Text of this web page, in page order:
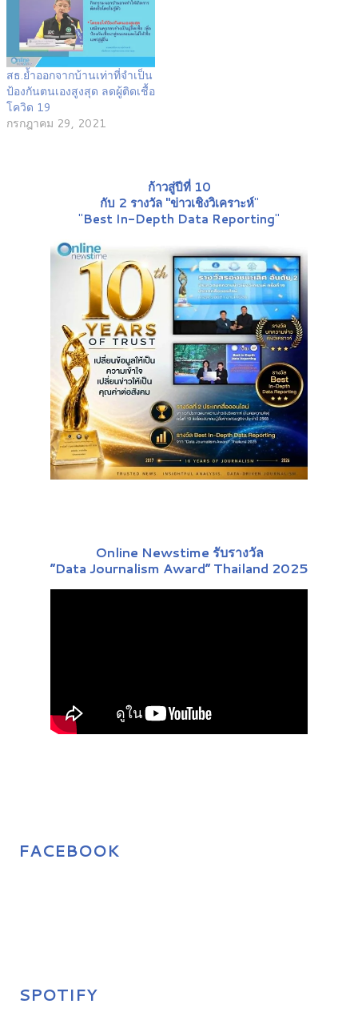
สธ.ย้ำออกจากบ้านเท่าที่จำเป็น
ป้องกันตนเองสูงสุด ลดผู้ติดเชื้อ
โควิด 19
กรกฎาคม 29, 2021
ก้าวสู่ปีที่ 10
กับ 2 รางวัล "ข่าวเชิงวิเคราะห์"
"Best In-Depth Data Reporting"
Online Newstime รับรางวัล
“Data Journalism Award” Thailand 2025
FACEBOOK
SPOTIFY